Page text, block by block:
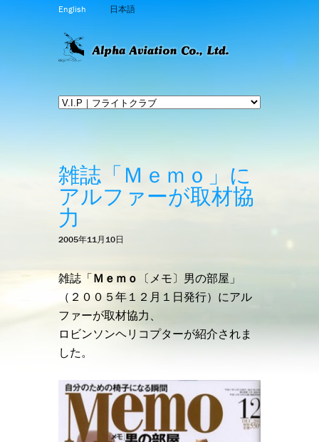
English 日本語
雑誌「Ｍｅｍｏ」に
アルファーが取材協
力
2005年11月10日
雑誌「 Ｍｅｍｏ
〔メモ〕男の部屋」
（２００５年１２月１日発行）にアル
ファーが取材協力、
ロビンソンヘリコプターが紹介されま
した。